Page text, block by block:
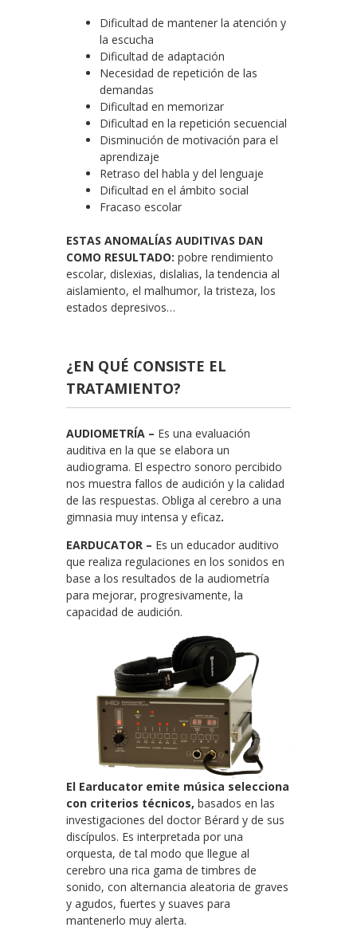
Dificultad de mantener la atención y
la escucha
Dificultad de adaptación
Necesidad de repetición de las
demandas
Dificultad en memorizar
Dificultad en la repetición secuencial
Disminución de motivación para el
aprendizaje
Retraso del habla y del lenguaje
Dificultad en el ámbito social
Fracaso escolar
ESTAS ANOMALÍAS AUDITIVAS DAN
COMO RESULTADO: pobre rendimiento
escolar, dislexias, dislalias, la tendencia al
aislamiento, el malhumor, la tristeza, los
estados depresivos…
¿EN QUÉ CONSISTE EL
TRATAMIENTO?
AUDIOMETRÍA – Es una evaluación
auditiva en la que se elabora un
audiograma. El espectro sonoro percibido
nos muestra fallos de audición y la calidad
de las respuestas. Obliga al cerebro a una
gimnasia muy intensa y eficaz.
EARDUCATOR – Es un educador auditivo
que realiza regulaciones en los sonidos en
base a los resultados de la audiometría
para mejorar, progresivamente, la
capacidad de audición.
El Earducator emite música selecciona
con criterios técnicos, basados en las
investigaciones del doctor Bérard y de sus
discípulos. Es interpretada por una
orquesta, de tal modo que llegue al
cerebro una rica gama de timbres de
sonido, con alternancia aleatoria de graves
y agudos, fuertes y suaves para
mantenerlo muy alerta.